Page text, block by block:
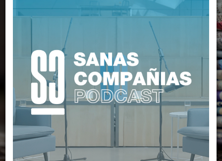
IDIS EN LOSMEDIOS